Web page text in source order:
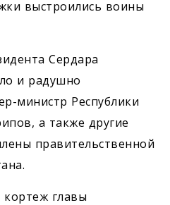
выстроились воины
Сердара
и радушно
министр Республики
а также другие
правительственной
главы